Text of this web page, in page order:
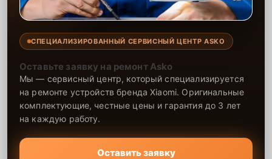
СПЕЦИАЛИЗИРОВАННЫЙ СЕРВИСНЫЙ ЦЕНТР ASKO
Оставьте заявку на ремонт Asko
Мы — сервисный центр, который специализируется
на ремонте устройств бренда Xiaomi. Оригинальные
комплектующие, честные цены и гарантия до 3 лет
на каждую работу.
Оставить заявку